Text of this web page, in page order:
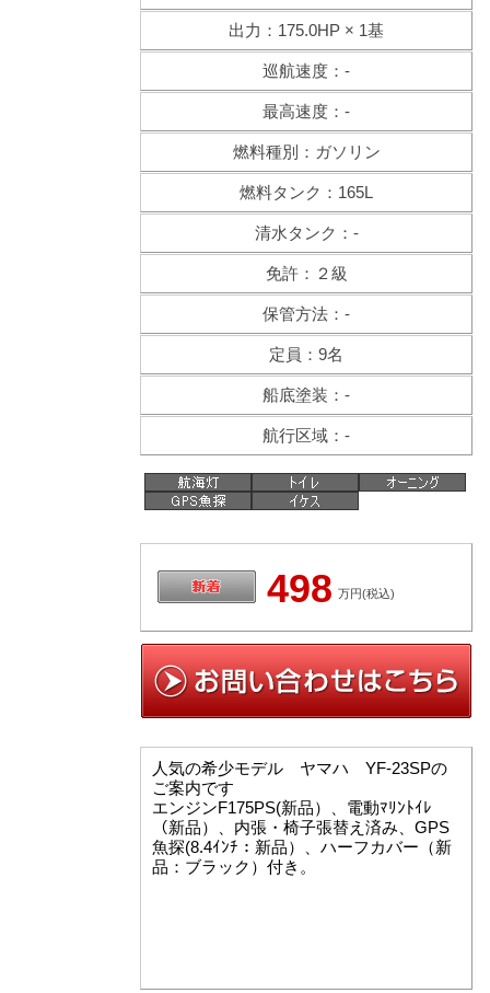
出力：175.0HP × 1基
巡航速度：-
最高速度：-
燃料種別：ガソリン
燃料タンク：165L
清水タンク：-
免許：２級
保管方法：-
定員：9名
船底塗装：-
航行区域：-
498 万円(税込)
人気の希少モデル ヤマハ YF-23SPの
ご案内です
エンジンF175PS(新品）、電動ﾏﾘﾝﾄｲﾚ
（新品）、内張・椅子張替え済み、GPS
魚探(8.4ｲﾝﾁ：新品）、ハーフカバー（新
品：ブラック）付き。